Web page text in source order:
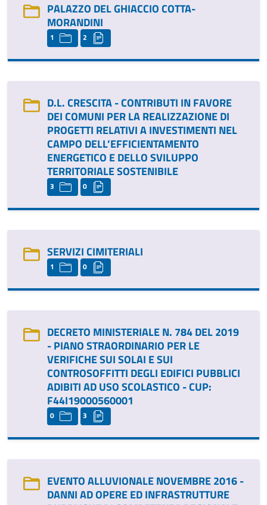
PALAZZO DEL GHIACCIO COTTA-
MORANDINI
1 2
D.L. CRESCITA - CONTRIBUTI IN FAVORE
DEI COMUNI PER LA REALIZZAZIONE DI
PROGETTI RELATIVI A INVESTIMENTI NEL
CAMPO DELL’EFFICIENTAMENTO
ENERGETICO E DELLO SVILUPPO
TERRITORIALE SOSTENIBILE
3 0
SERVIZI CIMITERIALI
1 0
DECRETO MINISTERIALE N. 784 DEL 2019
- PIANO STRAORDINARIO PER LE
VERIFICHE SUI SOLAI E SUI
CONTROSOFFITTI DEGLI EDIFICI PUBBLICI
ADIBITI AD USO SCOLASTICO - CUP:
F44I19000560001
0 3
EVENTO ALLUVIONALE NOVEMBRE 2016 -
DANNI AD OPERE ED INFRASTRUTTURE